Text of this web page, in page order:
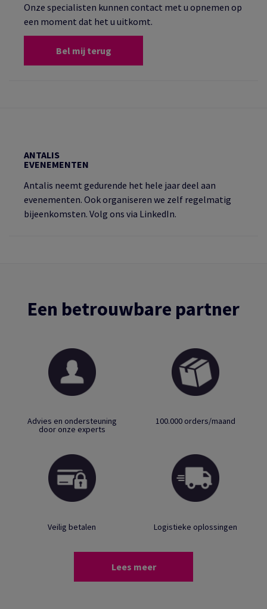
Onze specialisten kunnen contact met u opnemen op
een moment dat het u uitkomt.
Bel mij terug
ANTALIS
EVENEMENTEN
Antalis neemt gedurende het hele jaar deel aan
evenementen. Ook organiseren we zelf regelmatig
bijeenkomsten. Volg ons via LinkedIn.
Een betrouwbare partner
Advies en ondersteuning
door onze experts
100.000 orders/maand
Veilig betalen Logistieke oplossingen
Lees meer